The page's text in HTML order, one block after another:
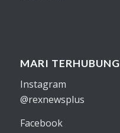
MARI TERHUBUNG
Instagram
@rexnewsplus
Facebook